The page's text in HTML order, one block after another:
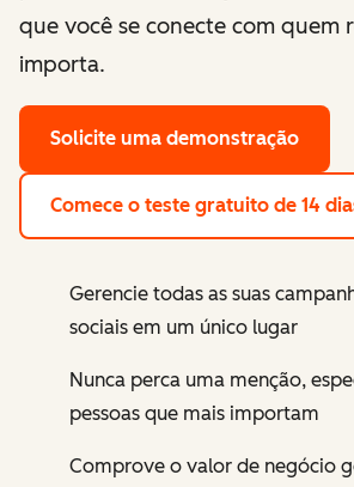
que você se conecte com quem
importa.
Solicite uma demonstração
Comece o teste gratuito de 14
Gerencie todas as suas
sociais em um único lugar
Nunca perca uma menção,
pessoas que mais importam
Comprove o valor de negócio